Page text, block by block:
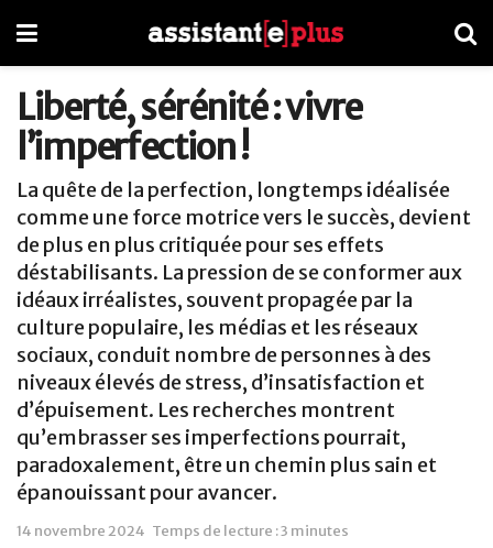
Liberté, sérénité : vivre
l’imperfection !
La quête de la perfection, longtemps idéalisée
comme une force motrice vers le succès, devient
de plus en plus critiquée pour ses effets
déstabilisants. La pression de se conformer aux
idéaux irréalistes, souvent propagée par la
culture populaire, les médias et les réseaux
sociaux, conduit nombre de personnes à des
niveaux élevés de stress, d’insatisfaction et
d’épuisement. Les recherches montrent
qu’embrasser ses imperfections pourrait,
paradoxalement, être un chemin plus sain et
épanouissant pour avancer.
14 novembre 2024 Temps de lecture : 3 minutes